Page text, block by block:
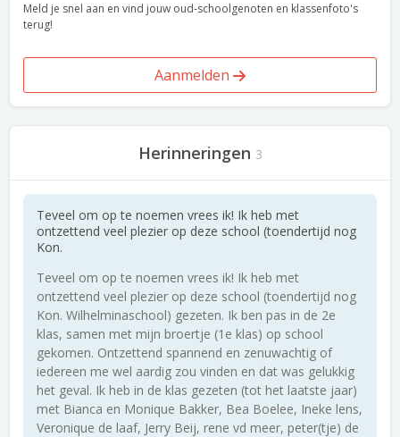
Meld je snel aan en vind jouw oud-schoolgenoten en klassenfoto's
terug!
Aanmelden
Herinneringen 3
Teveel om op te noemen vrees ik! Ik heb met
ontzettend veel plezier op deze school (toendertijd nog
Kon.
Teveel om op te noemen vrees ik! Ik heb met
ontzettend veel plezier op deze school (toendertijd nog
Kon. Wilhelminaschool) gezeten. Ik ben pas in de 2e
klas, samen met mijn broertje (1e klas) op school
gekomen. Ontzettend spannend en zenuwachtig of
iedereen me wel aardig zou vinden en dat was gelukkig
het geval. Ik heb in de klas gezeten (tot het laatste jaar)
met Bianca en Monique Bakker, Bea Boelee, Ineke lens,
Veronique de laaf, Jerry Beij, rene vd meer, peter(tje) de